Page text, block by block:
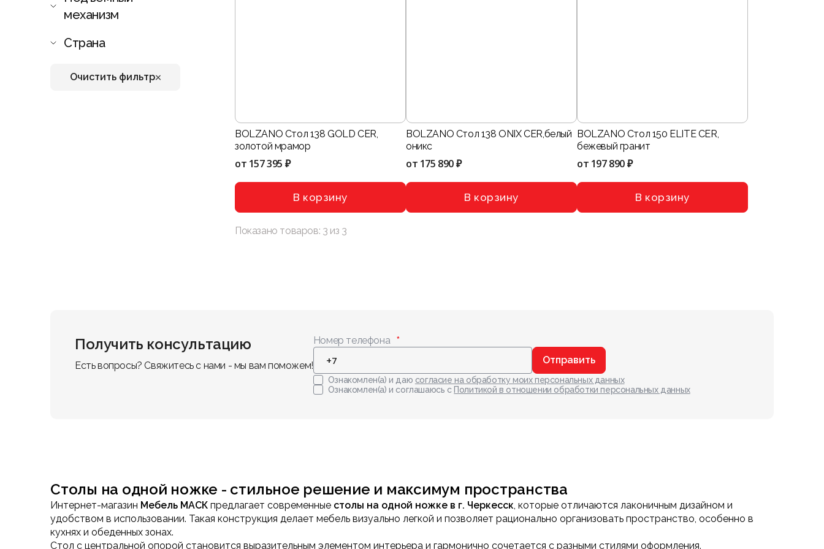
механизм
Страна
Очистить фильтр
BOLZANO Стол 138 GOLD CER,
золотой мрамор
от 157 395 ₽
В корзину
BOLZANO Стол 138 ONIХ CER,белый
оникс
от 175 890 ₽
В корзину
BOLZANO Стол 150 ELITE CER,
бежевый гранит
от 197 890 ₽
В корзину
Показано товаров: 3 из 3
Получить консультацию
Есть вопросы? Свяжитесь с нами - мы вам поможем!
Номер телефона
Отправить
Ознакомлен(а) и даю согласие на обработку моих персональных данных
Ознакомлен(а) и соглашаюсь с Политикой в отношении обработки персональных данных
Столы на одной ножке - стильное решение и максимум пространства
Интернет-магазин Мебель МАСК предлагает современные столы на одной ножке в г. Черкесск, которые отличаются лаконичным дизайном и
удобством в использовании. Такая конструкция делает мебель визуально легкой и позволяет рационально организовать пространство, особенно в
кухнях и обеденных зонах.
Стол с центральной опорой становится выразительным элементом интерьера и гармонично сочетается с разными стилями оформления.